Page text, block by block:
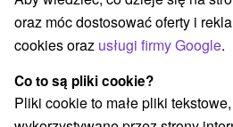
Wszystkie kategorie
Pobyty z
Wellness pobyty(4) Wyjazdy
Romantyczne wypady
Wakacje rodzinne(4)
oraz móc dostosować oferty i
cookies oraz usługi firmy Google.
Co to są pliki cookie?
Pliki cookie to małe pliki